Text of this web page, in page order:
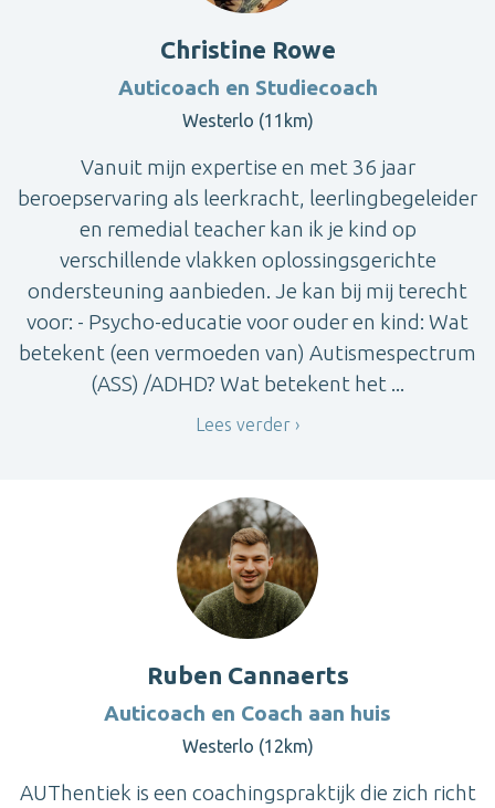
Christine Rowe
Auticoach en Studiecoach
Westerlo (11km)
Vanuit mijn expertise en met 36 jaar
beroepservaring als leerkracht, leerlingbegeleider
en remedial teacher kan ik je kind op
verschillende vlakken oplossingsgerichte
ondersteuning aanbieden. Je kan bij mij terecht
voor: - Psycho-educatie voor ouder en kind: Wat
betekent (een vermoeden van) Autismespectrum
(ASS) /ADHD? Wat betekent het ...
Lees verder
Ruben Cannaerts
Auticoach en Coach aan huis
Westerlo (12km)
AUThentiek is een coachingspraktijk die zich richt